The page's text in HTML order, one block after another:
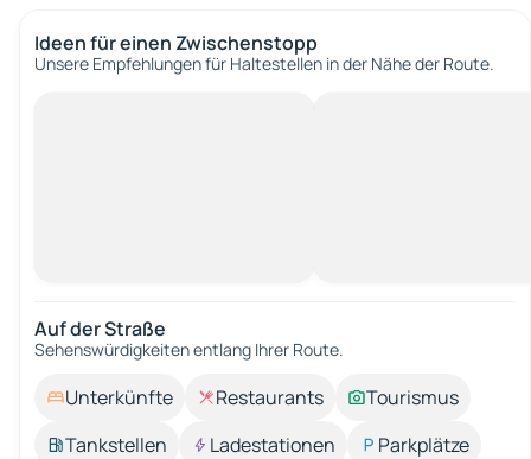
Ideen für einen Zwischenstopp
Unsere Empfehlungen für Haltestellen in der Nähe der Route.
Auf der Straße
Sehenswürdigkeiten entlang Ihrer Route.
Unterkünfte Restaurants
Tourismus
Tankstellen
Ladestationen
Parkplätze